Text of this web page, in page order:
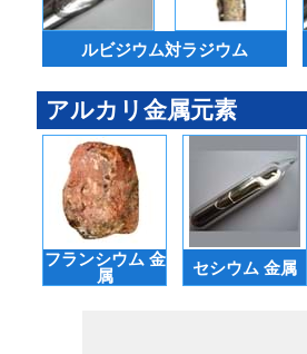
ルビジウム対ラジウム
アルカリ金属元素
フランシウム 金
属
セシウム 金属